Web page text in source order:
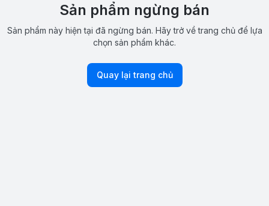
Sản phẩm ngừng bán
Sản phẩm này hiện tại đã ngừng bán. Hãy trở về trang chủ để lựa
chọn sản phẩm khác.
Quay lại trang chủ